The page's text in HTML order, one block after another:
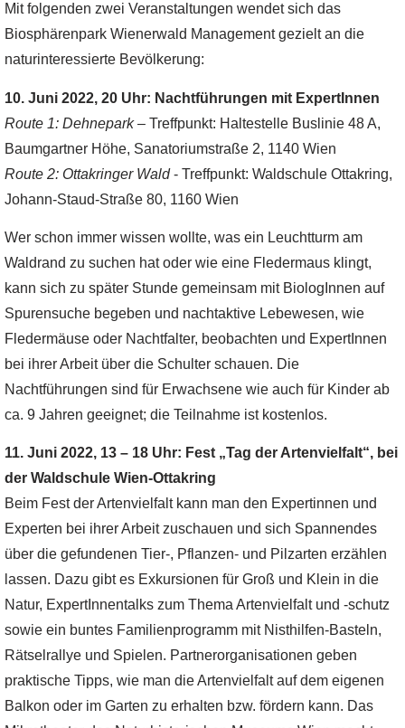
Mit folgenden zwei Veranstaltungen wendet sich das
Biosphärenpark Wienerwald Management gezielt an die
naturinteressierte Bevölkerung:
10. Juni 2022, 20 Uhr: Nachtführungen mit ExpertInnen
Route 1: Dehnepark– Treffpunkt: Haltestelle Buslinie 48 A,
Baumgartner Höhe, Sanatoriumstraße 2, 1140 Wien
Route 2: Ottakringer Wald- Treffpunkt: Waldschule Ottakring,
Johann-Staud-Straße 80, 1160 Wien
Wer schon immer wissen wollte, was ein Leuchtturm am
Waldrand zu suchen hat oder wie eine Fledermaus klingt,
kann sich zu später Stunde gemeinsam mit BiologInnen auf
Spurensuche begeben und nachtaktive Lebewesen, wie
Fledermäuse oder Nachtfalter, beobachten und ExpertInnen
bei ihrer Arbeit über die Schulter schauen. Die
Nachtführungen sind für Erwachsene wie auch für Kinder ab
ca. 9 Jahren geeignet; die Teilnahme ist kostenlos.
11. Juni 2022, 13 – 18 Uhr: Fest „Tag der Artenvielfalt“, bei
der Waldschule Wien-Ottakring
Beim Fest der Artenvielfalt kann man den Expertinnen und
Experten bei ihrer Arbeit zuschauen und sich Spannendes
über die gefundenen Tier-, Pflanzen- und Pilzarten erzählen
lassen. Dazu gibt es Exkursionen für Groß und Klein in die
Natur, ExpertInnentalks zum Thema Artenvielfalt und -schutz
sowie ein buntes Familienprogramm mit Nisthilfen-Basteln,
Rätselrallye und Spielen. Partnerorganisationen geben
praktische Tipps, wie man die Artenvielfalt auf dem eigenen
Balkon oder im Garten zu erhalten bzw. fördern kann. Das